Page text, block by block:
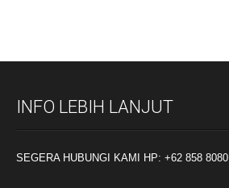
INFO LEBIH LANJUT
SEGERA HUBUNGI KAMI HP: +62 858